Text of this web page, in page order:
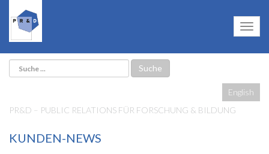
English
PR&D – PUBLIC RELATIONS FÜR FORSCHUNG & BILDUNG
KUNDEN-NEWS